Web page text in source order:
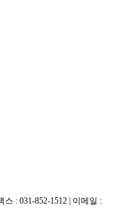
: 031-852-1512 | 이메일 :